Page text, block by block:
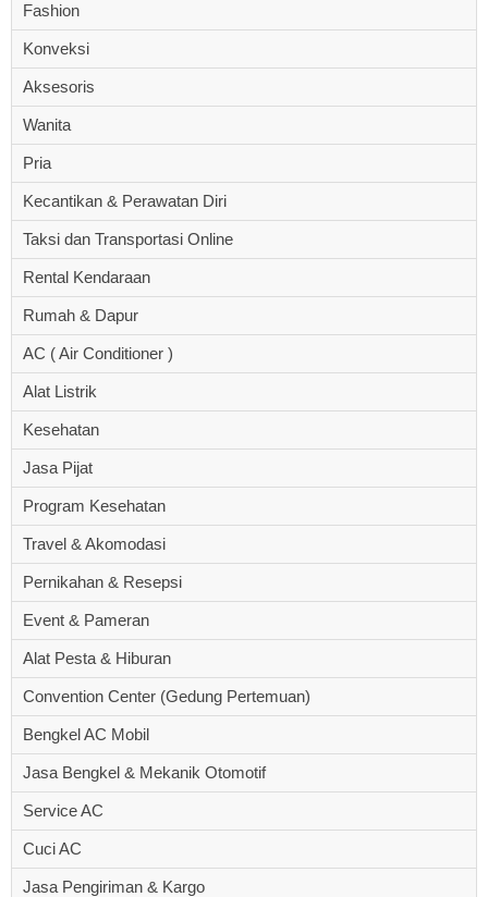
Fashion
Konveksi
Aksesoris
Wanita
Pria
Kecantikan & Perawatan Diri
Taksi dan Transportasi Online
Rental Kendaraan
Rumah & Dapur
AC ( Air Conditioner )
Alat Listrik
Kesehatan
Jasa Pijat
Program Kesehatan
Travel & Akomodasi
Pernikahan & Resepsi
Event & Pameran
Alat Pesta & Hiburan
Convention Center (Gedung Pertemuan)
Bengkel AC Mobil
Jasa Bengkel & Mekanik Otomotif
Service AC
Cuci AC
Jasa Pengiriman & Kargo